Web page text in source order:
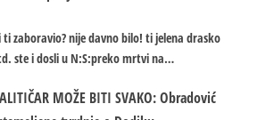
ti zaboravio? nije davno bilo! ti jelena drasko
ste i dosli u N:S:preko mrtvi na…
MOŽE BITI SVAKO: Obradović